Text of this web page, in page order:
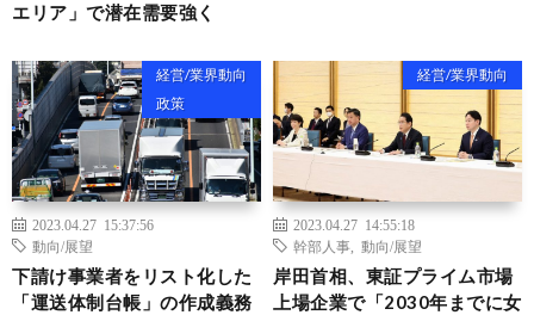
エリア」で潜在需要強く
経営/業界動向
政策
2023.04.27 15:37:56
動向/展望
下請け事業者をリスト化した
「運送体制台帳」の作成義務
経営/業界動向
2023.04.27 14:55:18
幹部人事
動向/展望
岸田首相、東証プライム市場
上場企業で「2030年までに女